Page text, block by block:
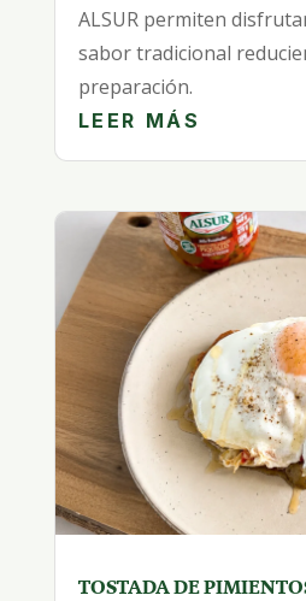
ALSUR permiten
sabor tradicional
preparación.
LEER MÁS
TOSTADA DE